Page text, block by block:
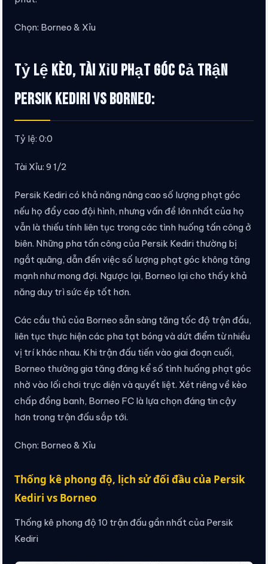
Chọn: Borneo & Xỉu
Tỷ lệ kèo, tài xỉu phạt góc cả trận
Persik Kediri vs Borneo:
Tỷ lệ: 0:0
Tài Xỉu: 9 1/2
Persik Kediri có khả năng nâng cao số lượng phạt góc
nếu họ đẩy cao đội hình, nhưng vấn đề lớn nhất của họ
vẫn là thiếu tính liên tục trong các tình huống tấn công ở
biên. Những pha tấn công của Persik Kediri thường bị
ngắt quãng, dẫn đến việc số lượng phạt góc không tăng
mạnh như mong đợi. Ngược lại, Borneo lại cho thấy khả
năng duy trì sức ép tốt hơn.
Các cầu thủ của Borneo sẵn sàng tăng tốc độ trận đấu,
liên tục thực hiện các pha tạt bóng và dứt điểm từ nhiều
vị trí khác nhau. Khi trận đấu tiến vào giai đoạn cuối,
Borneo thường gia tăng đáng kể số tình huống phạt góc
nhờ vào lối chơi trực diện và quyết liệt. Xét riêng về kèo
chấp đồng banh, Borneo FC là lựa chọn đáng tin cậy
hơn trong trận đấu sắp tới.
Chọn: Borneo & Xỉu
Thống kê phong độ, lịch sử đối đầu của Persik
Kediri vs Borneo
Thống kê phong độ 10 trận đấu gần nhất của Persik
Kediri